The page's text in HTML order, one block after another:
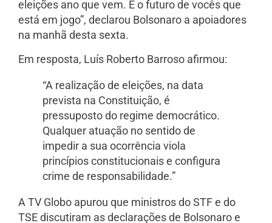
eleições ano que vem. É o futuro de vocês que
está em jogo”, declarou Bolsonaro a apoiadores
na manhã desta sexta.
Em resposta, Luís Roberto Barroso afirmou:
“A realização de eleições, na data
prevista na Constituição, é
pressuposto do regime democrático.
Qualquer atuação no sentido de
impedir a sua ocorrência viola
princípios constitucionais e configura
crime de responsabilidade.”
A TV Globo apurou que ministros do STF e do
TSE discutiram as declarações de Bolsonaro e